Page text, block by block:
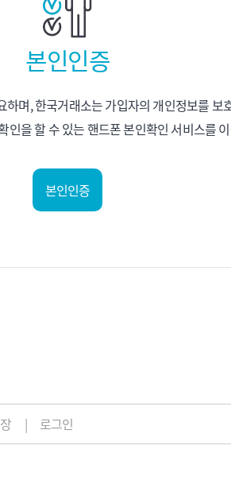
본인인증
며, 한국거래소는 가입자의 개인정보를 보
인을 할 수 있는 핸드폰 본인확인 서비스를
본인인증
로그인